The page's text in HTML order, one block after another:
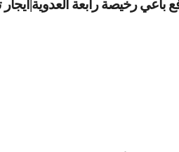
رخيصة رابعة العدوية|ايجار تويوتا